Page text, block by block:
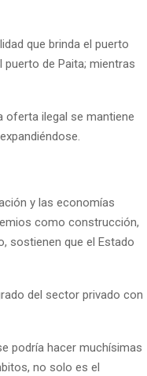
que brinda el puerto
puerto de Paita; mientras
oferta ilegal se mantiene
y las economías
como construcción,
sostienen que el Estado
del sector privado con
podría hacer muchísimas
no solo es el